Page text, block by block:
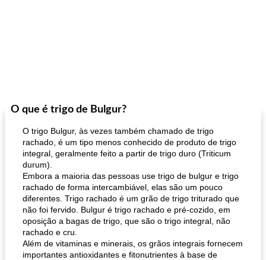
O que é trigo de Bulgur?
O trigo Bulgur, às vezes também chamado de trigo
rachado, é um tipo menos conhecido de produto de trigo
integral, geralmente feito a partir de trigo duro (Triticum
durum).
Embora a maioria das pessoas use trigo de bulgur e trigo
rachado de forma intercambiável, elas são um pouco
diferentes. Trigo rachado é um grão de trigo triturado que
não foi fervido. Bulgur é trigo rachado e pré-cozido, em
oposição a bagas de trigo, que são o trigo integral, não
rachado e cru.
Além de vitaminas e minerais, os grãos integrais fornecem
importantes antioxidantes e fitonutrientes à base de